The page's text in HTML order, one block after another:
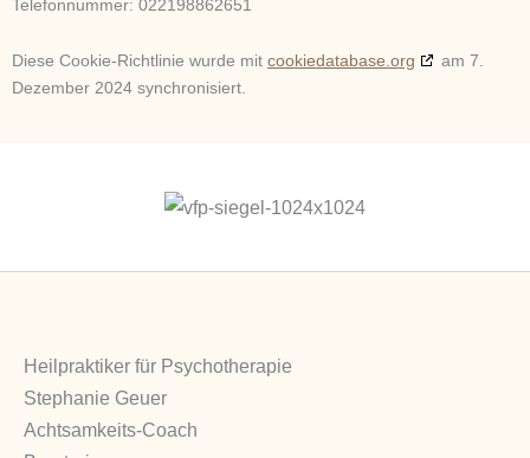
Telefonnummer: 022198862651
Diese Cookie-Richtlinie wurde mit cookiedatabase.org
am 7.
Dezember 2024 synchronisiert.
Heilpraktiker für Psychotherapie
Stephanie Geuer
Achtsamkeits-Coach